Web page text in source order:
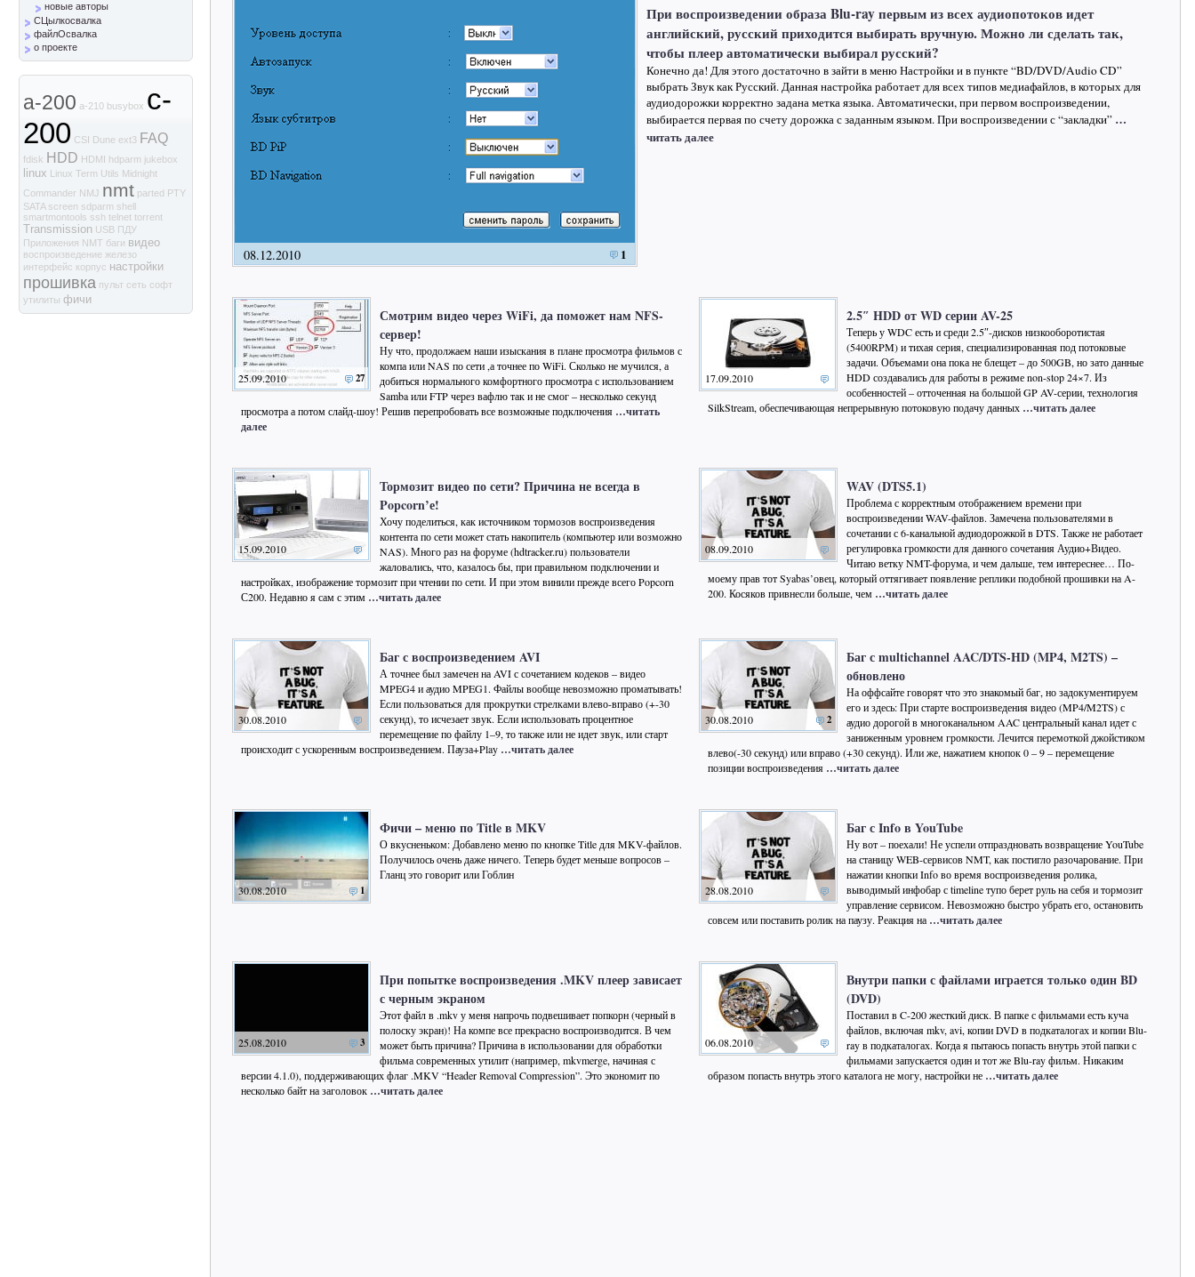
08.12.2010 1
При воспроизведении образа Blu-ray первым из всех аудиопотоков идет
английский, русский приходится выбирать вручную. Можно ли сделать так,
чтобы плеер автоматически выбирал русский?
Конечно да! Для этого достаточно в зайти в меню Настройки и в пункте “BD/DVD/Audio CD”
выбрать Звук как Русский. Данная настройка работает для всех типов медиафайлов, в которых для
аудиодорожки корректно задана метка языка. Автоматически, при первом воспроизведении,
выбирается первая по счету дорожка с заданным языком. При воспроизведении с “закладки” …
читать далее
25.09.2010 27
Смотрим видео через WiFi, да поможет нам NFS-
сервер!
Ну что, продолжаем наши изыскания в плане просмотра фильмов с
компа или NAS по сети ,а точнее по WiFi. Сколько не мучился, а
добиться нормального комфортного просмотра с использованием
Samba или FTP через вафлю так и не смог – несколько секунд
просмотра а потом слайд-шоу! Решив перепробовать все возможные подключения …читать
далее
17.09.2010
2.5″ HDD от WD серии AV-25
Теперь у WDC есть и среди 2.5″-дисков низкооборотистая
(5400RPM) и тихая серия, специализированная под потоковые
задачи. Объемами она пока не блещет – до 500GB, но зато данные
HDD создавались для работы в режиме non-stop 24×7. Из
особенностей – отточенная на большой GP AV-серии, технология
SilkStream, обеспечивающая непрерывную потоковую подачу данных …читать далее
15.09.2010
Тормозит видео по сети? Причина не всегда в
Popcorn’е!
Хочу поделиться, как источником тормозов воспроизведения
контента по сети может стать накопитель (компьютер или возможно
NAS). Много раз на форуме (hdtracker.ru) пользователи
жаловались, что, казалось бы, при правильном подключении и
настройках, изображение тормозит при чтении по сети. И при этом винили прежде всего Popcorn
С200. Недавно я сам с этим …читать далее
08.09.2010
WAV (DTS5.1)
Проблема с корректным отображением времени при
воспроизведении WAV-файлов. Замечена пользователями в
сочетании с 6-канальной аудиодорожкой в DTS. Также не работает
регулировка громкости для данного сочетания Аудио+Видео.
Читаю ветку NMT-форума, и чем дальше, тем интереснее… По-
моему прав тот Syabas’овец, который оттягивает появление реплики подобной прошивки на A-
200. Косяков привнесли больше, чем …читать далее
30.08.2010
Баг с воспроизведением AVI
А точнее был замечен на AVI с сочетанием кодеков – видео
MPEG4 и аудио MPEG1. Файлы вообще невозможно проматывать!
Если пользоваться для прокрутки стрелками влево-вправо (+-30
секунд), то исчезает звук. Если использовать процентное
перемещение по файлу 1–9, то также или не идет звук, или старт
происходит с ускоренным воспроизведением. Пауза+Play …читать далее
30.08.2010 2
Баг с multichannel AAC/DTS-HD (MP4, M2TS) –
обновлено
На оффсайте говорят что это знакомый баг, но задокументируем
его и здесь: При старте воспроизведения видео (MP4/M2TS) с
аудио дорогой в многоканальном AAC центральный канал идет с
заниженным уровнем громкости. Лечится перемоткой джойстиком
влево(-30 секунд) или вправо (+30 секунд). Или же, нажатием кнопок 0 – 9 – перемещение
позиции воспроизведения …читать далее
30.08.2010 1
Фичи – меню по Title в MKV
О вкусненьком: Добавлено меню по кнопке Title для MKV-файлов.
Получилось очень даже ничего. Теперь будет меньше вопросов –
Гланц это говорит или Гоблин
28.08.2010
Баг с Info в YouTube
Ну вот – поехали! Не успели отпраздновать возвращение YouTube
на станицу WEB-сервисов NMT, как постигло разочарование. При
нажатии кнопки Info во время воспроизведения ролика,
выводимый инфобар с timeline тупо берет руль на себя и тормозит
управление сервисом. Невозможно быстро убрать его, остановить
совсем или поставить ролик на паузу. Реакция на …читать далее
25.08.2010 3
При попытке воспроизведения .MKV плеер зависает
с черным экраном
Этот файл в .mkv у меня напрочь подвешивает попкорн (черный в
полоску экран)! На компе все прекрасно воспроизводится. В чем
может быть причина? Причина в использовании для обработки
фильма современных утилит (например, mkvmerge, начиная с
версии 4.1.0), поддерживающих флаг .MKV “Header Removal Compression”. Это экономит по
несколько байт на заголовок …читать далее
06.08.2010
Внутри папки с файлами играется только один BD
(DVD)
Поставил в C-200 жесткий диск. В папке с фильмами есть куча
файлов, включая mkv, avi, копии DVD в подкаталогах и копии Blu-
ray в подкаталогах. Когда я пытаюсь попасть внутрь этой папки с
фильмами запускается один и тот же Blu-ray фильм. Никаким
образом попасть внутрь этого каталога не могу, настройки не …читать далее
новые авторы
СЦылкосвалка
файлОсвалка
о проекте
a-200 a-210 busybox c-
200 CSI Dune ext3 FAQ
fdisk HDD HDMI hdparm jukebox
linux Linux Term Utils Midnight
Commander NMJ nmt parted PTY
SATA screen sdparm shell
smartmontools ssh telnet torrent
Transmission USB ПДУ
Приложения NMT баги видео
воспроизведение железо
интерфейс корпус настройки
прошивка пульт сеть софт
утилиты фичи